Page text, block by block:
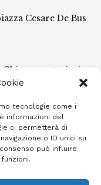
tecnologie come i
informazioni del
ci permetterà di
o ID unici su
può influire
Cesare De Bus
Chiaramonte, ieri
il simulacro
regolamento di